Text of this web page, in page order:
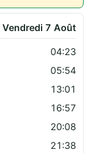
Vendredi 7 Août
04:23
05:54
13:01
16:57
20:08
21:38